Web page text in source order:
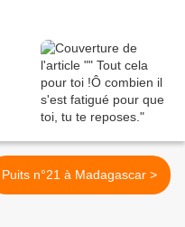
Puits n°21 à Madagascar >